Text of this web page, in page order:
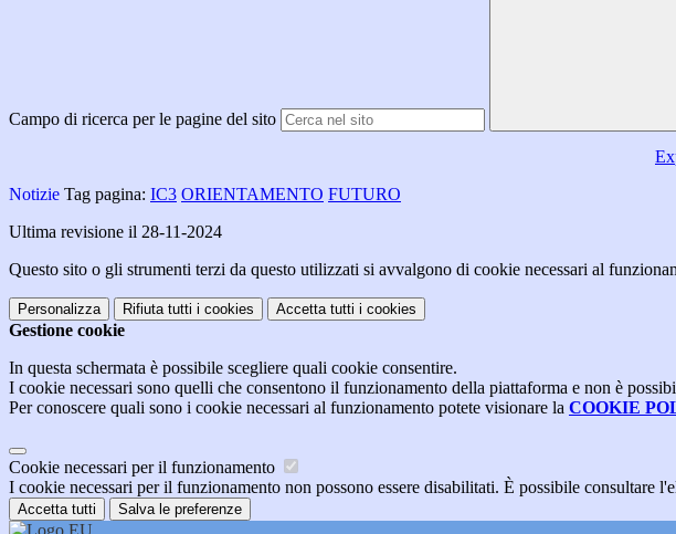
Campo di ricerca per le pagine del sito
Notizie Tag pagina: IC3 ORIENTAMENTO FUTURO
Ultima revisione il 28-11-2024
Questo sito o gli strumenti terzi da questo utilizzati si avvalgono di cookie necessari al
Personalizza Rifiuta tutti i cookies Accetta tutti i cookies
Gestione cookie
In questa schermata è possibile scegliere quali cookie consentire.
I cookie necessari sono quelli che consentono il funzionamento della piattaforma e non è
Per conoscere quali sono i cookie necessari al funzionamento potete visionare la COOKIE
Cookie necessari per il funzionamento
I cookie necessari per il funzionamento non possono essere disabilitati. È possibile consultare
Accetta tutti Salva le preferenze